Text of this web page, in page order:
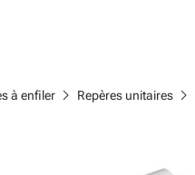
à enfiler chevron_right Repères unitaires chevron_right